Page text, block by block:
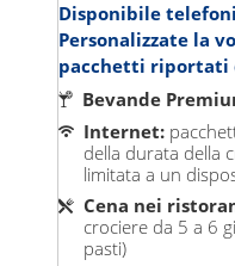
Disponibile
Personalizzate la
pacchetti riportati
Bevande
Internet:
della durata della
limitata a un
Cena nei
crociere da 5 a 6
pasti)